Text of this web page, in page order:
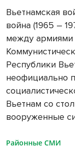
Вьетнамская
война (1965 –
между армиями
Республики
неофициально
Вьетнам со
вооруженные
Районные СМИ